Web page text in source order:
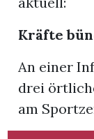
Kräfte
An einer
drei
am